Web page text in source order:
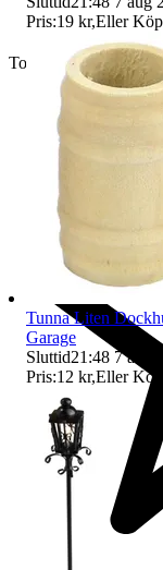
Toppsäljare
Pris:19 kr,Eller
Tunna Liten
Garage
Sluttid21:48 7 aug
Pris:12 kr,Eller